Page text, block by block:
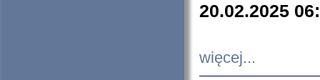
20.02.2025
więcej...